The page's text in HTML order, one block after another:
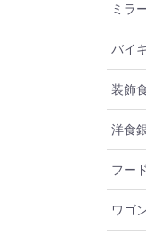
ミラ
バイ
装飾
洋食
フー
ワゴ